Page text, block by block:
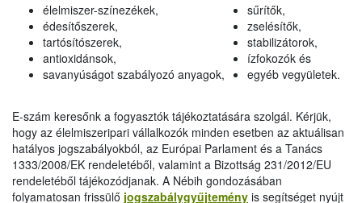
élelmiszer-színezékek,
édesítőszerek,
tartósítószerek,
antioxidánsok,
savanyúságot szabályozó anyagok,
sűrítők,
zselésítők,
stabilizátorok,
ízfokozók és
egyéb vegyületek.
E-szám keresőnk a fogyasztók tájékoztatására szolgál. Kérjük,
hogy az élelmiszeripari vállalkozók minden esetben az aktuálisan
hatályos jogszabályokból, az Európai Parlament és a Tanács
1333/2008/EK rendeletéből, valamint a Bizottság 231/2012/EU
rendeletéből tájékozódjanak. A Nébih gondozásában
folyamatosan frissülő jogszabálygyűjtemény is segítséget nyújt